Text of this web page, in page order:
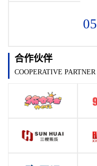
05
合作伙伴
COOPERATIVE PARTNER